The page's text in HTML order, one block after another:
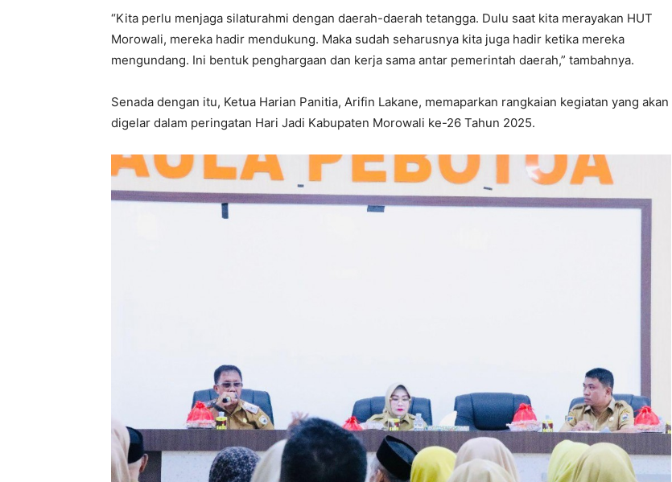
“Kita perlu menjaga silaturahmi dengan daerah-daerah tetangga. Dulu saat kita merayakan HUT
Morowali, mereka hadir mendukung. Maka sudah seharusnya kita juga hadir ketika mereka
mengundang. Ini bentuk penghargaan dan kerja sama antar pemerintah daerah,” tambahnya.
Senada dengan itu, Ketua Harian Panitia, Arifin Lakane, memaparkan rangkaian kegiatan yang akan
digelar dalam peringatan Hari Jadi Kabupaten Morowali ke-26 Tahun 2025.